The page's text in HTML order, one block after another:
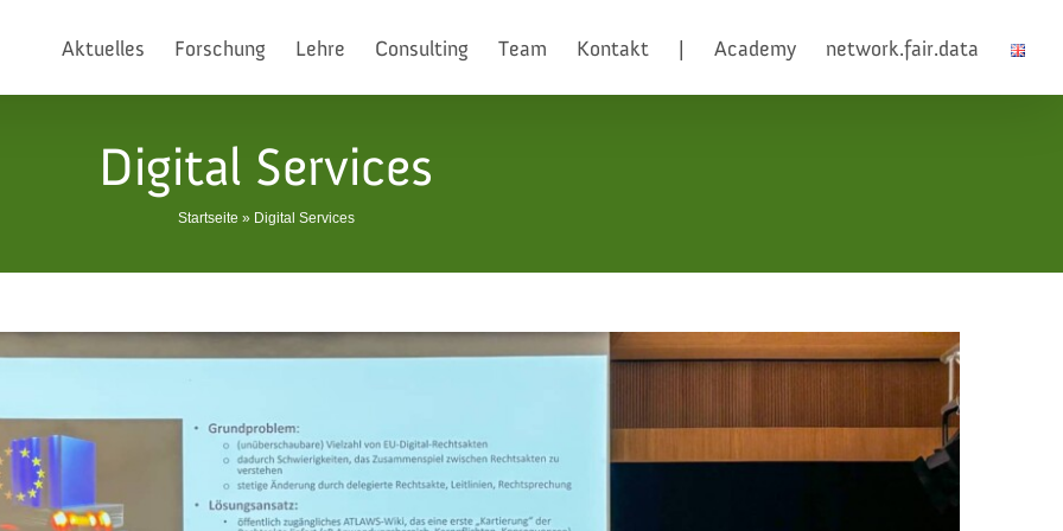
Aktuelles Forschung Lehre Consulting Team Kontakt Academy network.fair.data
Digital Services
Startseite » Digital Services